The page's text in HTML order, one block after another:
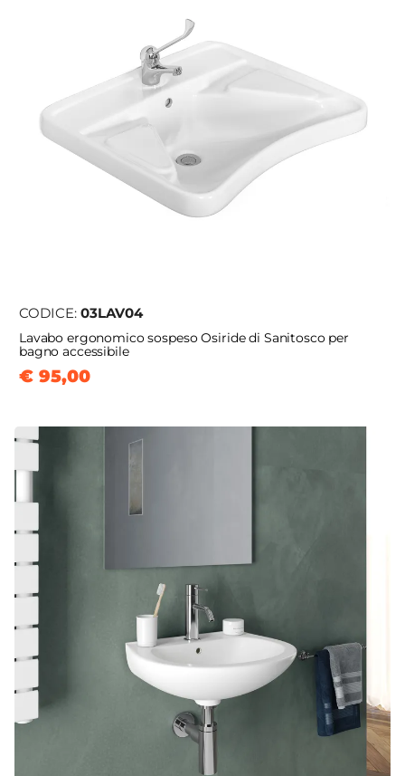
CODICE: 03LAV04
Lavabo ergonomico sospeso Osiride di Sanitosco per
bagno accessibile
€ 95,00